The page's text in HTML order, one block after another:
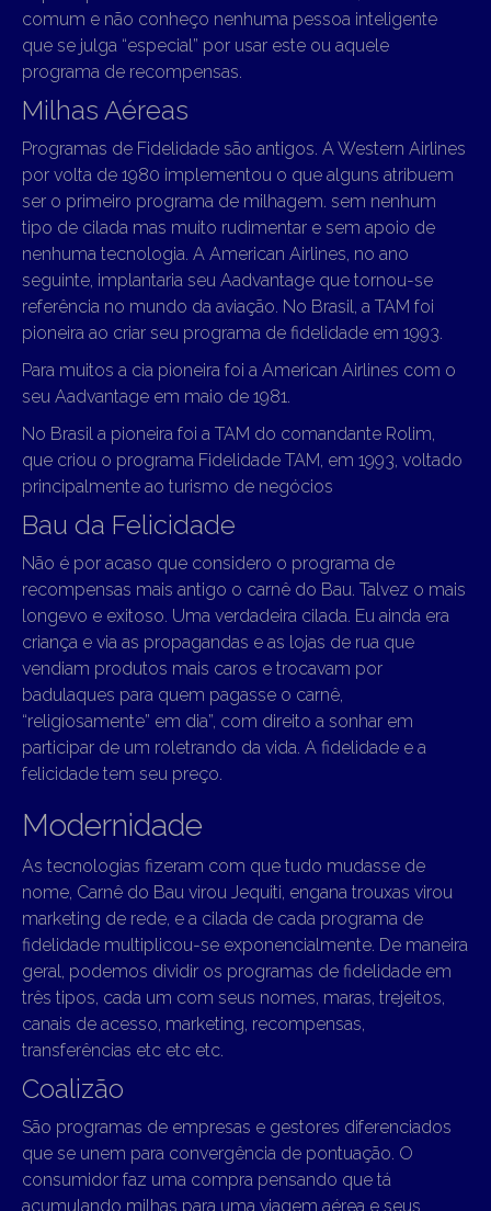
comum e não conheço nenhuma pessoa inteligente
que se julga “especial” por usar este ou aquele
programa de recompensas.
Milhas Aéreas
Programas de Fidelidade são antigos. A Western Airlines
por volta de 1980 implementou o que alguns atribuem
ser o primeiro programa de milhagem. sem nenhum
tipo de cilada mas muito rudimentar e sem apoio de
nenhuma tecnologia. A American Airlines, no ano
seguinte, implantaria seu Aadvantage que tornou-se
referência no mundo da aviação. No Brasil, a TAM foi
pioneira ao criar seu programa de fidelidade em 1993.
Para muitos a cia pioneira foi a American Airlines com o
seu Aadvantage em maio de 1981.
No Brasil a pioneira foi a TAM do comandante Rolim,
que criou o programa Fidelidade TAM, em 1993, voltado
principalmente ao turismo de negócios
Bau da Felicidade
Não é por acaso que considero o programa de
recompensas mais antigo o carnê do Bau. Talvez o mais
longevo e exitoso. Uma verdadeira cilada. Eu ainda era
criança e via as propagandas e as lojas de rua que
vendiam produtos mais caros e trocavam por
badulaques para quem pagasse o carnê,
“religiosamente” em dia”, com direito a sonhar em
participar de um roletrando da vida. A fidelidade e a
felicidade tem seu preço.
Modernidade
As tecnologias fizeram com que tudo mudasse de
nome, Carnê do Bau virou Jequiti, engana trouxas virou
marketing de rede, e a cilada de cada programa de
fidelidade multiplicou-se exponencialmente. De maneira
geral, podemos dividir os programas de fidelidade em
três tipos, cada um com seus nomes, maras, trejeitos,
canais de acesso, marketing, recompensas,
transferências etc etc etc.
Coalizão
São programas de empresas e gestores diferenciados
que se unem para convergência de pontuação. O
consumidor faz uma compra pensando que tá
acumulando milhas para uma viagem aérea e seus